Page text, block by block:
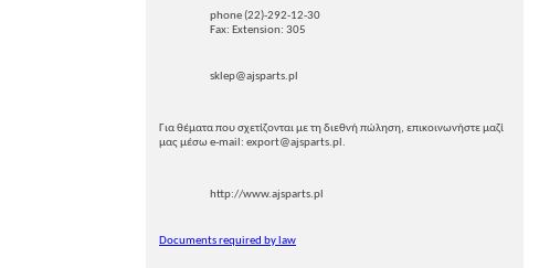
phone (22)-292-12-30
Fax: Extension: 305
sklep@ajsparts.pl
Για θέματα που σχετίζονται με τη διεθνή πώληση, επικοινωνήστε μαζί
μας μέσω e-mail: export@ajsparts.pl.
http://www.ajsparts.pl
Documents required by law